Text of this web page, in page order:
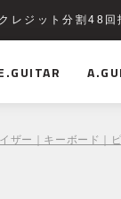
レジット分割48回
ザー｜キーボード｜